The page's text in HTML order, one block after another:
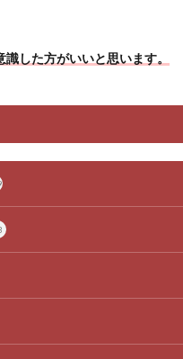
した方がいいと思います。